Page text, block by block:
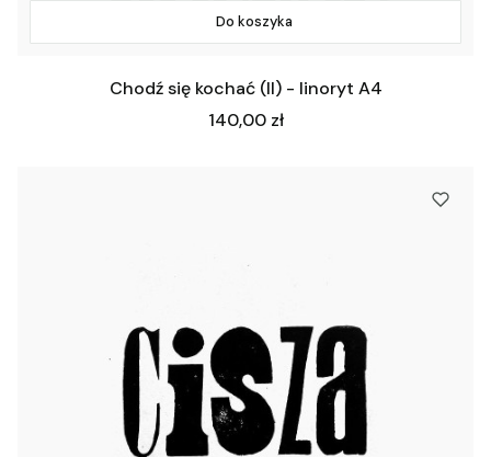
Do koszyka
Chodź się kochać (II) - linoryt A4
Cena
140,00 zł